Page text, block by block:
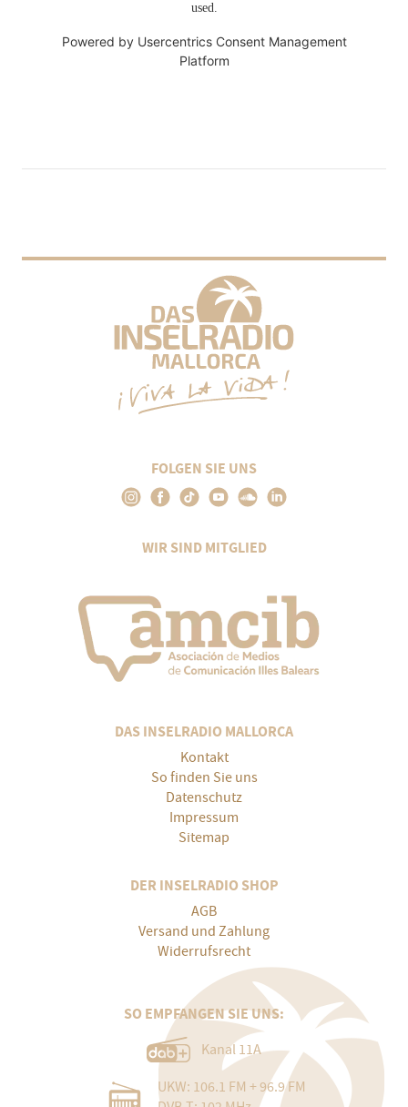
used.
Powered by Usercentrics Consent Management
Platform
FOLGEN SIE UNS
WIR SIND MITGLIED
DAS INSELRADIO MALLORCA
Kontakt
So finden Sie uns
Datenschutz
Impressum
Sitemap
DER INSELRADIO SHOP
AGB
Versand und Zahlung
Widerrufsrecht
SO EMPFANGEN SIE UNS:
Kanal 11A
UKW: 106.1 FM + 96.9 FM